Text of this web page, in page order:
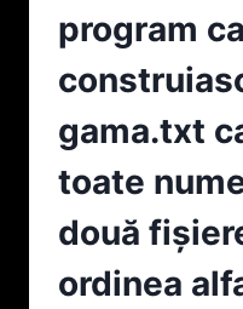
program
gama.txt
toate
două
ordinea